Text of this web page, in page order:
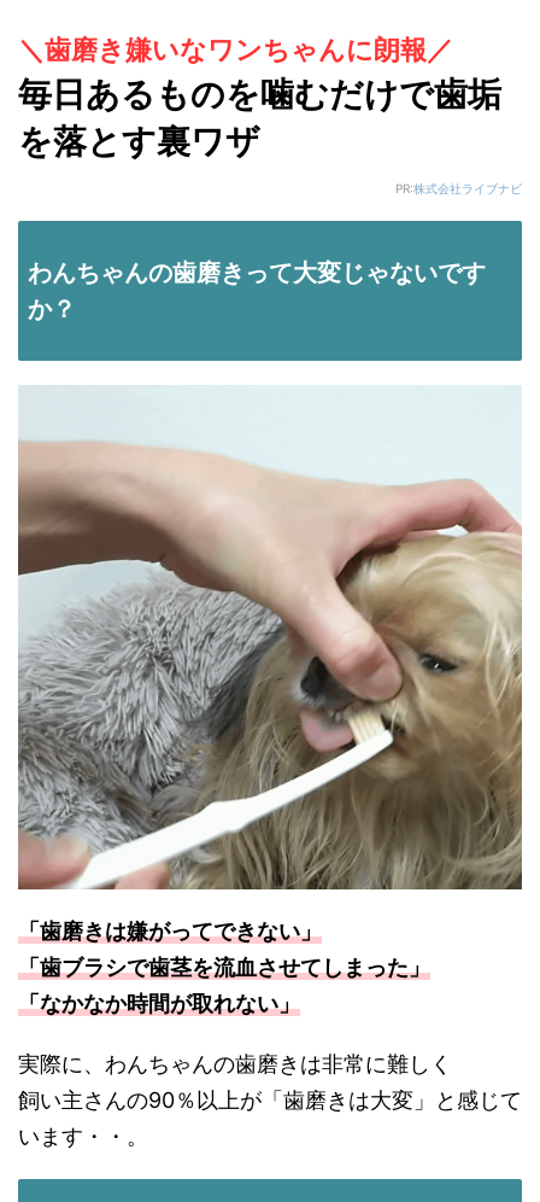
＼歯磨き嫌いなワンちゃんに朗報／
毎日あるものを噛むだけで歯垢
を落とす裏ワザ
PR:株式会社ライブナビ
わんちゃんの歯磨きって大変じゃないです
か？
「歯磨きは嫌がってできない」
「歯ブラシで歯茎を流血させてしまった」
「なかなか時間が取れない」
実際に、わんちゃんの歯磨きは非常に難しく
飼い主さんの90％以上が「歯磨きは大変」と感じて
います・・。